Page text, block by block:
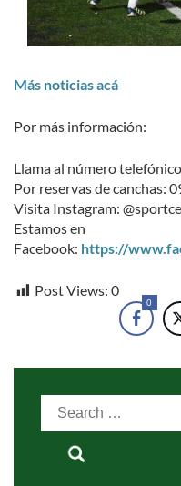
Más noticias acá
Por más información:
Llama al número
Por reservas de canchas:
Visita Instagram:
Estamos en
Facebook: https://
Post Views: 0
0
Search
for: